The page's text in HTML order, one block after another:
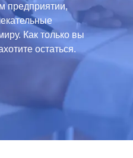
предприятии,
Как только вы
остаться.